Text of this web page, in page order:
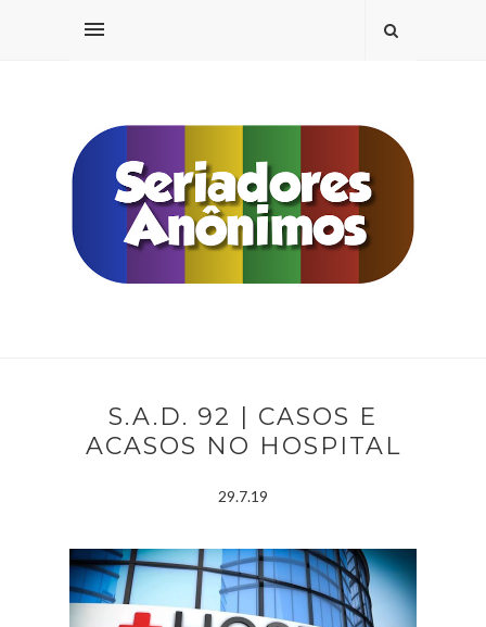
S.A.D. 92 | CASOS E
ACASOS NO HOSPITAL
29.7.19